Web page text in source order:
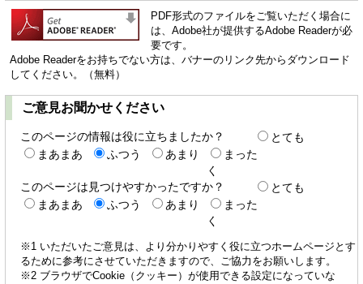
PDF形式のファイルをご覧いただく場合に
は、Adobe社が提供するAdobe Readerが必
要です。
Adobe Readerをお持ちでない方は、バナーのリンク先からダウンロード
してください。（無料）
ご意見お聞かせください
このページの情報は役に立ちましたか？
とても
まあまあ
ふつう あまり
まった
く
このページは見つけやすかったですか？
とても
まあまあ
ふつう あまり
まった
く
※1 いただいたご意見は、より分かりやすく役に立つホームページとす
るために参考にさせていただきますので、ご協力をお願いします。
※2 ブラウザでCookie（クッキー）が使用できる設定になっていな